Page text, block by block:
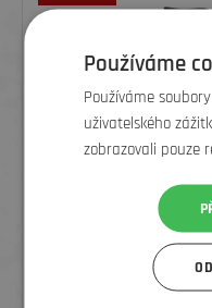
TREK CHECKPOINT ALR 5
49
Používáme
Používáme
uživatelského
zobrazovali pouze